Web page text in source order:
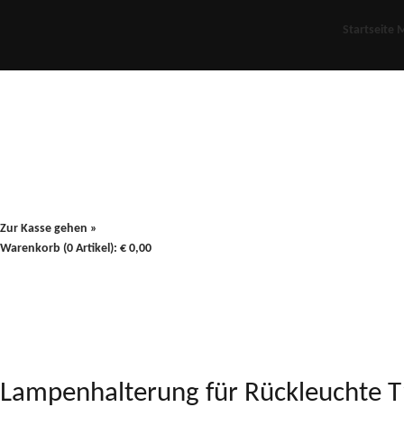
Startseite
Zur Kasse gehen »
Warenkorb (0 Artikel): € 0,00
Lampenhalterung für Rückleuchte